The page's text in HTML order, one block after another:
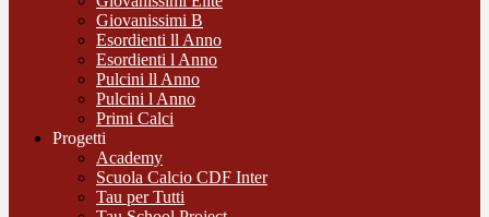
Giovanissimi B
Esordienti ll Anno
Esordienti l Anno
Pulcini ll Anno
Pulcini l Anno
Primi Calci
Progetti
Academy
Scuola Calcio CDF Inter
Tau per Tutti